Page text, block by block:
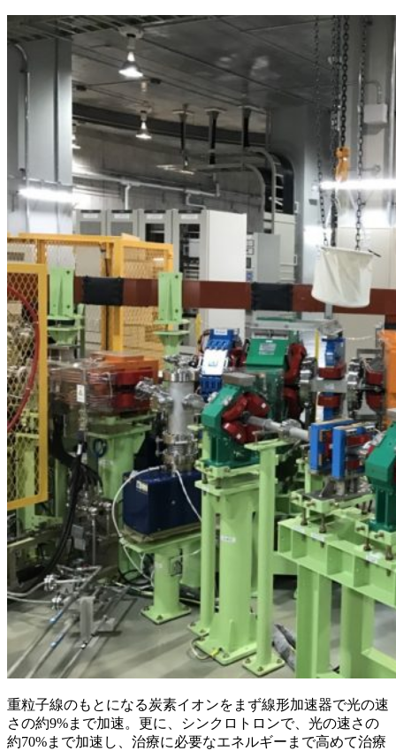
重粒子線のもとになる炭素イオンをまず線形加速器で光の速
さの約9%まで加速。更に、シンクロトロンで、光の速さの
約70%まで加速し、治療に必要なエネルギーまで高めて治療